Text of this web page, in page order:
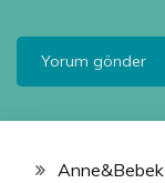
Anne&Bebek